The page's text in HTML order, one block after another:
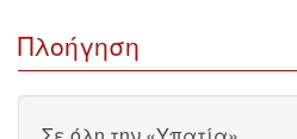
Πλοήγηση